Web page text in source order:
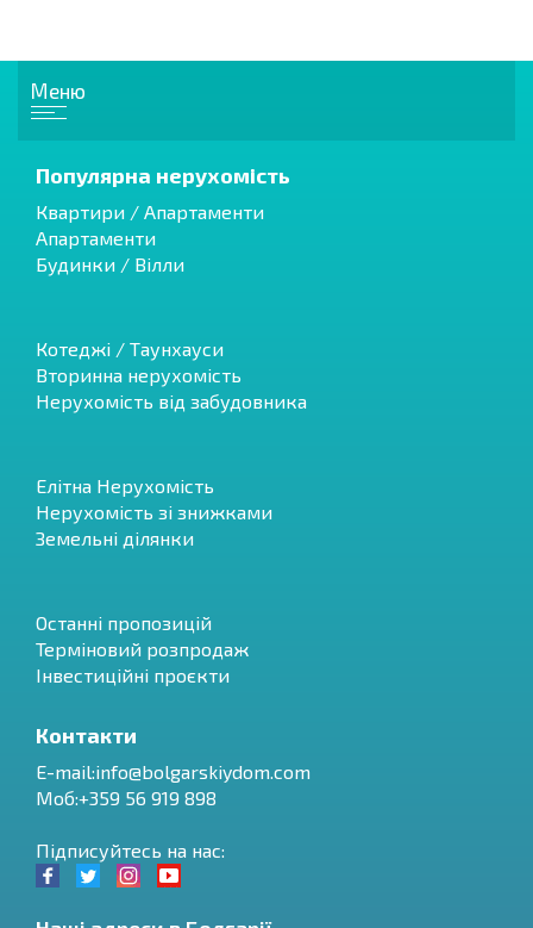
Меню
Популярна нерухомість
Квартири / Апартаменти
Апартаменти
Будинки / Вілли
Котеджі / Таунхауси
Вторинна нерухомість
Нерухомість від забудовника
Елітна Нерухомість
Нерухомість зі знижками
Земельні ділянки
Останні пропозицій
Терміновий розпродаж
Інвестиційні проєкти
Контакти
E-mail:info@bolgarskiydom.com
Моб:+359 56 919 898
Підписуйтесь на нас: